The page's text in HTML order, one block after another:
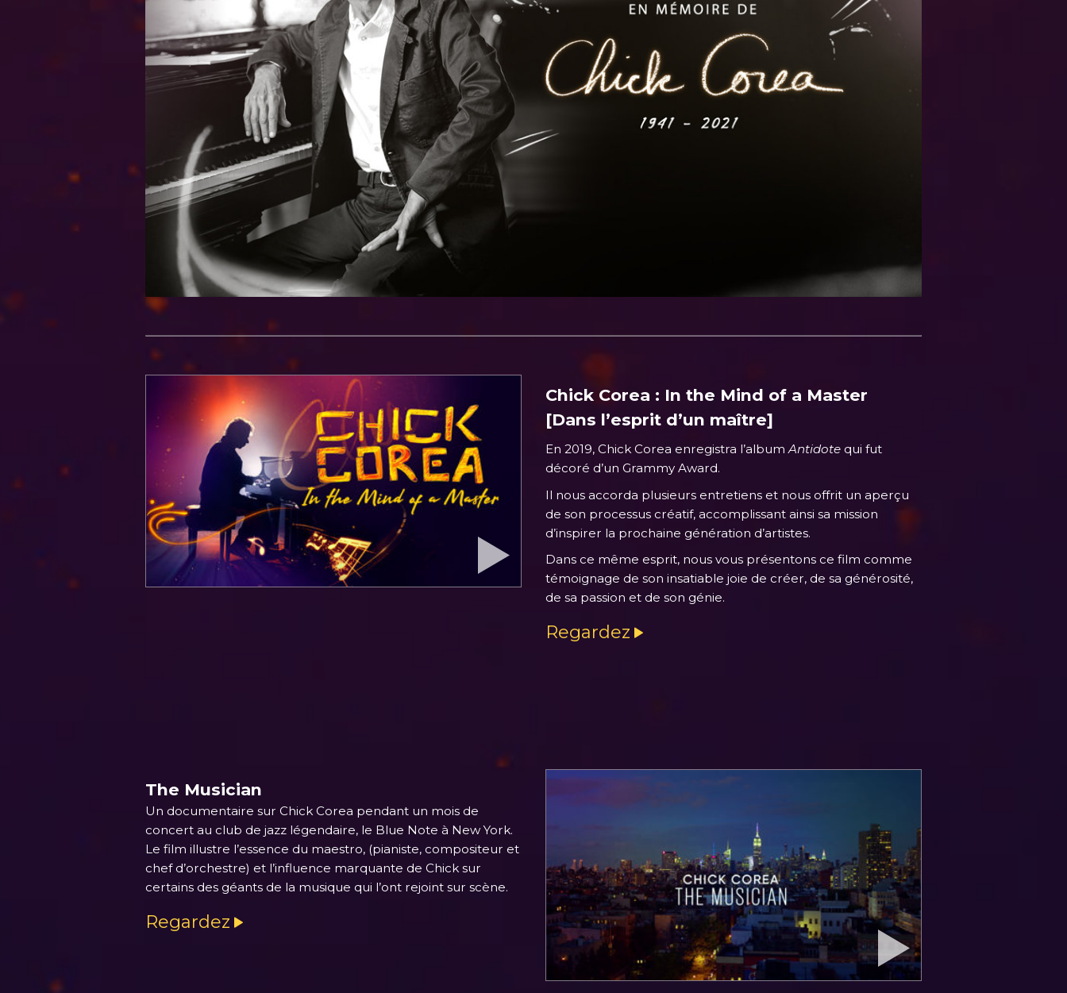
Chick Corea : In the Mind of a Master
[Dans l’esprit d’un maître]
En 2019, Chick Corea enregistra l’albumAntidotequi fut
décoré d’un Grammy Award.
Il nous accorda plusieurs entretiens et nous offrit un aperçu
de son processus créatif, accomplissant ainsi sa mission
d’inspirer la prochaine génération d’artistes.
Dans ce même esprit, nous vous présentons ce film comme
témoignage de son insatiable joie de créer, de sa générosité,
de sa passion et de son génie.
Regardez
The Musician
Un documentaire sur Chick Corea pendant un mois de
concert au club de jazz légendaire, le Blue Note à New York.
Le film illustre l’essence du maestro, (pianiste, compositeur et
chef d’orchestre) et l’influence marquante de Chick sur
certains des géants de la musique qui l’ont rejoint sur scène.
Regardez